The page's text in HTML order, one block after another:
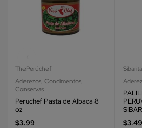
ThePerúchef
Aderezos,Condimentos,
Conservas
Peruchef Pasta de Albaca 8
oz
$3.99
Sibarita
$3.49